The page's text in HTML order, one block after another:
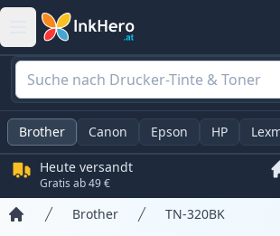
Brother Canon Epson HP
Heute versandt
Gratis ab 49 €
Brother TN-320BK